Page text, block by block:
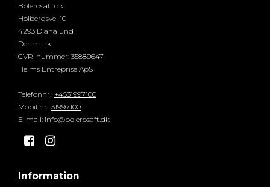
Bolerosaft.dk
Holbergsvej 10
4293 Dianalund
Denmark
CVR-nummer: 35889647
Helms Entreprise ApS
Telefonnr. : +4531997100
Mobil nr. : 31997100
E-mail: info@bolerosaft.dk
Information